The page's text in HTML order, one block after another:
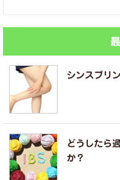
シンスプリ
どうしたら
か？